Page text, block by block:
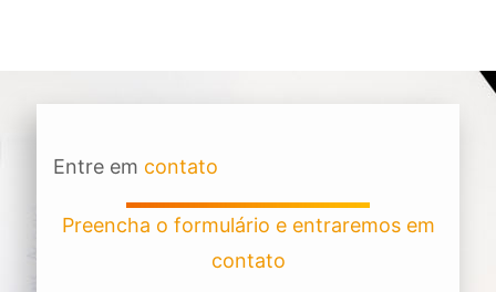
Entre em contato
Preencha o formulário e entraremos em
contato